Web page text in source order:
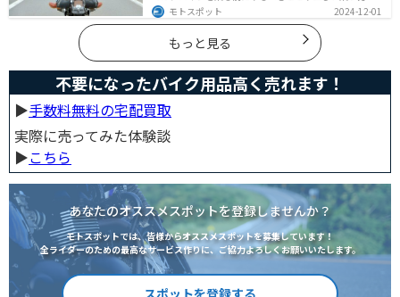
トラブルと対処法を解説しています。実は、車と気をつ
ける部分はかなり異なるので注意が必要です。この記事
を読めば、安全で快適なバイクライフを送れます。
モトスポット 2024-12-01
もっと見る
不要になったバイク用品高く売れます！
▶︎手数料無料の宅配買取
実際に売ってみた体験談
▶︎こちら
あなたのオススメスポットを登録しませんか？
モトスポットでは、皆様からオススメスポットを募集しています！
全ライダーのための最高なサービス作りに、ご協力よろしくお願いいたします。